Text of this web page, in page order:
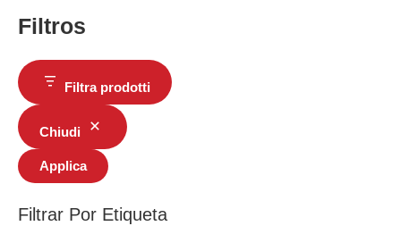
Filtros
Filtra prodotti
Chiudi
Applica
Filtrar Por Etiqueta